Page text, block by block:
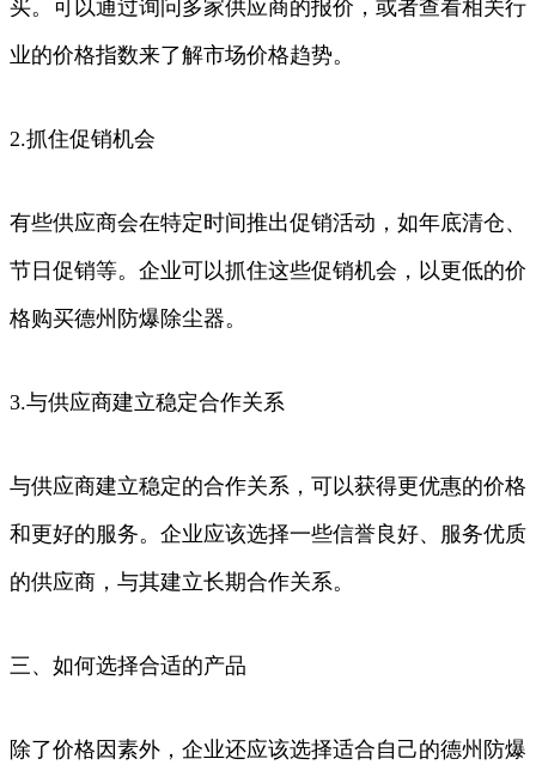
买。可以通过询问多家供应商的报价，或者查看相关行
业的价格指数来了解市场价格趋势。
2.抓住促销机会
有些供应商会在特定时间推出促销活动，如年底清仓、
节日促销等。企业可以抓住这些促销机会，以更低的价
格购买德州防爆除尘器。
3.与供应商建立稳定合作关系
与供应商建立稳定的合作关系，可以获得更优惠的价格
和更好的服务。企业应该选择一些信誉良好、服务优质
的供应商，与其建立长期合作关系。
三、如何选择合适的产品
除了价格因素外，企业还应该选择适合自己的德州防爆